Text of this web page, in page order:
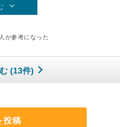
が参考になった
(13件)
投稿